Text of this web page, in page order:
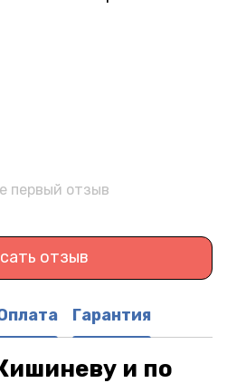
первый отзыв
отзыв
Гарантия
и по